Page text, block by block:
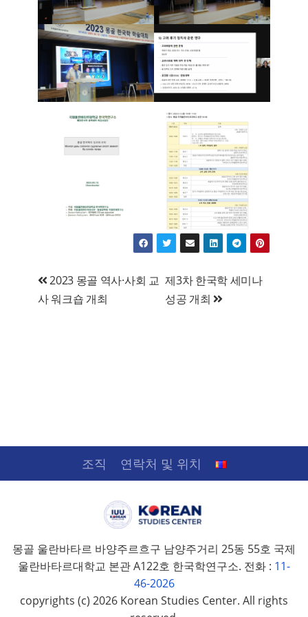
글
탐
제3차 한국학 세미나
성공 개최
2023 몽골 역사·사회 교
사 워크숍 개최
조직 연락처 및 위치
몽골 울란바타르 바양주르흐구 남양주거리 25동 55호 국제
울란바타르대학교 본관 A122호 한국학연구소. 전화 : 11-
46-2026
copyrights (c) 2026 Korean Studies Center. All rights